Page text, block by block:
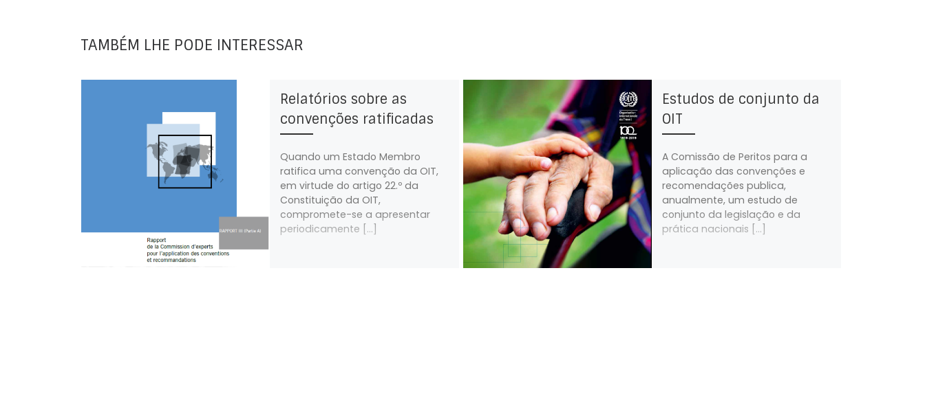
Convenção n.º 171, sobre o Trabalho Noturno, 1990
Convenção n.º 175, sobre Trabalho a Tempo Parcial, 1994
TAMBÉM LHE PODE INTERESSAR
Relatórios sobre as
convenções ratificadas
Quando um Estado Membro
ratifica uma convenção da OIT,
em virtude do artigo 22.º da
Constituição da OIT,
compromete-se a apresentar
periodicamente […]
Estudos de conjunto da
OIT
A Comissão de Peritos para a
aplicação das convenções e
recomendações publica,
anualmente, um estudo de
conjunto da legislação e da
prática nacionais […]